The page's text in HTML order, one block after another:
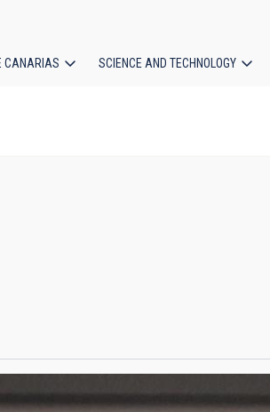
CANARIAS SCIENCE AND TECHNOLOGY